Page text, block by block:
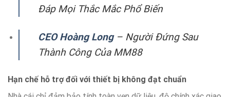
Đáp Mọi Thắc Mắc Phổ Biến
CEO Hoàng Long– Người Đứng Sau
Thành Công Của MM88
Hạn chế hỗ trợ đối với thiết bị không đạt chuẩn